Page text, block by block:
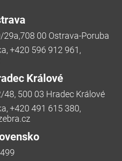
29a,708 00 Ostrava-Poruba
+420 596 912 961,
Králové
48, 500 03 Hradec Králové
+420 491 615 380,